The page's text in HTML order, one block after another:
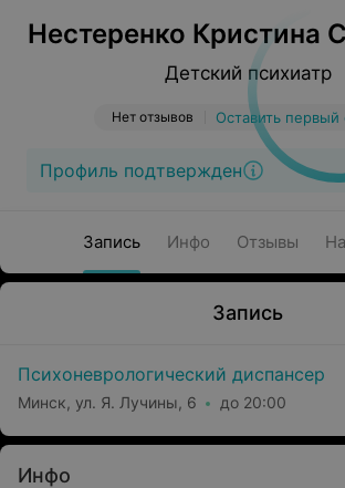
Нестеренко Кристина
Детский психиатр
Нет отзывов Оставить первый
Профиль подтвержден
Запись Инфо Отзывы
Запись
Психоневрологический диспансер
Минск, ул. Я. Лучины, 6 до 20:00
Инфо